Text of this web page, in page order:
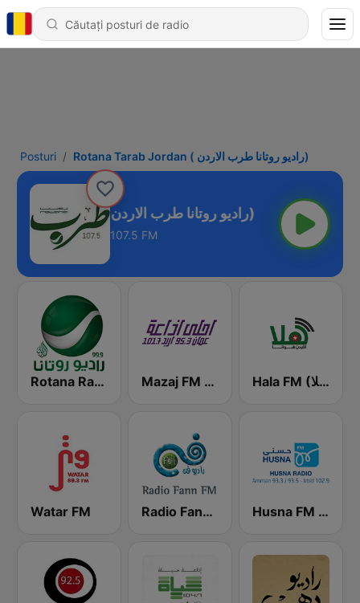
Posturi Rotana Tarab Jordan ( راديو روتانا طرب الاردن)
Rotana Tarab Jordan ( راديو روتانا طرب الاردن)
107.5 FM
Rotana Radio (راديو روتانا) Mazaj FM (مزاج إف إم) Hala FM (راديو هلا)
Watar FM Radio Fann (راديو فن) Husna FM (حسنى)